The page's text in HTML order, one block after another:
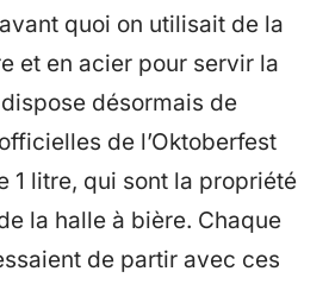
quoi on utilisait de la
et en acier pour servir la
désormais de
de l’Oktoberfest
1 litre, qui sont la propriété
la halle à bière. Chaque
de partir avec ces